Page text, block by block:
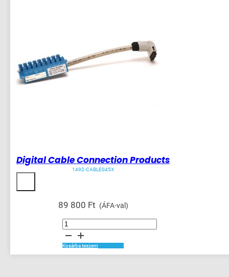
Digital Cable Connection Products
1492-CABLE045X
89 800 Ft (ÁFA-val)
Digital
Cable
Connection
Products
mennyiség
Kosárba teszem